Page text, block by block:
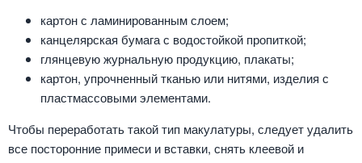
картон с ламинированным слоем;
канцелярская бумага с водостойкой пропиткой;
глянцевую журнальную продукцию, плакаты;
картон, упрочненный тканью или нитями, изделия с
пластмассовыми элементами.
Чтобы переработать такой тип макулатуры, следует удалить
все посторонние примеси и вставки, снять клеевой и